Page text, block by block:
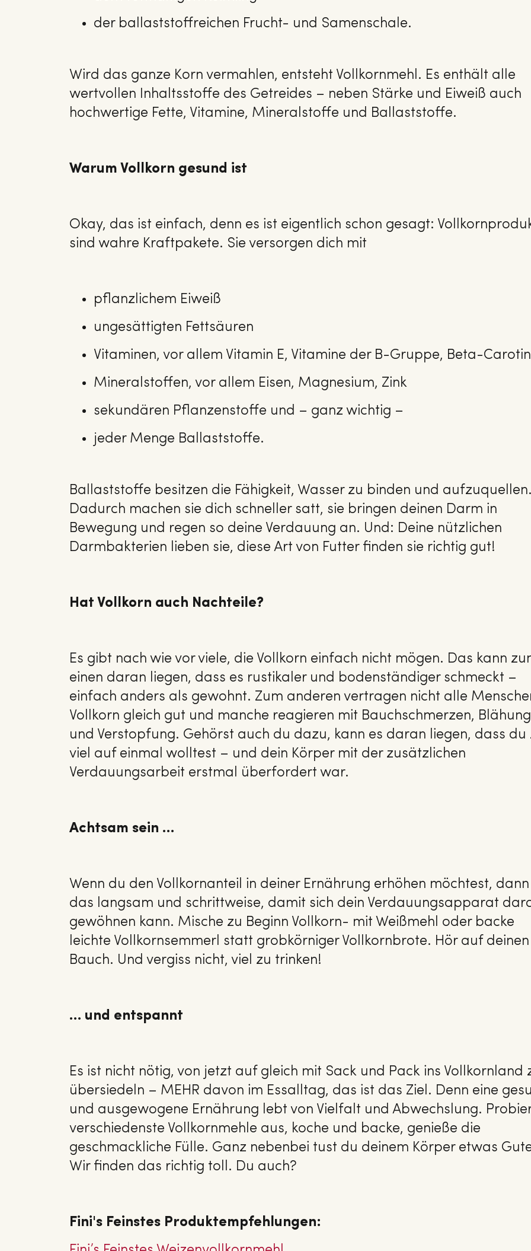
der ballaststoffreichen Frucht- und Samenschale.
Wird das ganze Korn vermahlen, entsteht Vollkornmehl. Es enthält alle
wertvollen Inhaltsstoffe des Getreides – neben Stärke und Eiweiß auch
hochwertige Fette, Vitamine, Mineralstoffe und Ballaststoffe.
Warum Vollkorn gesund ist
Okay, das ist einfach, denn es ist eigentlich schon gesagt:
sind wahre Kraftpakete. Sie versorgen dich mit
pflanzlichem Eiweiß
ungesättigten Fettsäuren
Vitaminen, vor allem Vitamin E, Vitamine der B-Gruppe, Beta-Carotin
Mineralstoffen, vor allem Eisen, Magnesium, Zink
sekundären Pflanzenstoffe und – ganz wichtig –
jeder Menge Ballaststoffe.
Ballaststoffe besitzen die Fähigkeit, Wasser zu binden und
Dadurch machen sie dich schneller satt, sie bringen deinen Darm in
Bewegung und regen so deine Verdauung an. Und: Deine nützlichen
Darmbakterien lieben sie, diese Art von Futter finden sie richtig gut!
Hat Vollkorn auch Nachteile?
Es gibt nach wie vor viele, die Vollkorn einfach nicht mögen. Das kann
einen daran liegen, dass es rustikaler und bodenständiger schmeckt –
einfach anders als gewohnt. Zum anderen vertragen nicht alle
Vollkorn gleich gut und manche reagieren mit Bauchschmerzen,
und Verstopfung. Gehörst auch du dazu, kann es daran liegen, dass du
viel auf einmal wolltest – und dein Körper mit der zusätzlichen
Verdauungsarbeit erstmal überfordert war.
Achtsam sein …
Wenn du den Vollkornanteil in deiner Ernährung erhöhen möchtest,
das langsam und schrittweise, damit sich dein Verdauungsapparat
gewöhnen kann. Mische zu Beginn Vollkorn- mit Weißmehl oder backe
leichte Vollkornsemmerl statt grobkörniger Vollkornbrote. Hör auf deinen
Bauch. Und vergiss nicht, viel zu trinken!
… und entspannt
Es ist nicht nötig, von jetzt auf gleich mit Sack und Pack ins Vollkornland
übersiedeln – MEHR davon im Essalltag, das ist das Ziel. Denn eine
und ausgewogene Ernährung lebt von Vielfalt und Abwechslung.
verschiedenste Vollkornmehle aus, koche und backe, genieße die
geschmackliche Fülle. Ganz nebenbei tust du deinem Körper etwas
Wir finden das richtig toll. Du auch?
Fini's Feinstes Produktempfehlungen: